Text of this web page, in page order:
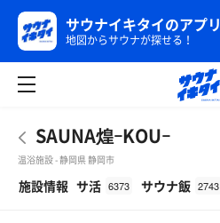
サウナイキタイのアプリ
地図からサウナが探せる！
SAUNA煌ｰKOUｰ
温浴施設 - 静岡県 静岡市
施設情報 サ活 6373 サウナ飯 2743